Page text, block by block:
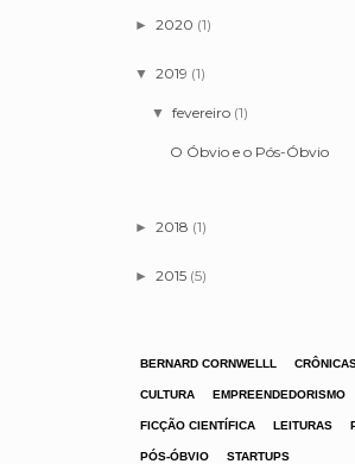
► 2020 (1)
▼ 2019 (1)
▼fevereiro (1)
O Óbvio e o Pós-Óbvio
► 2018 (1)
► 2015 (5)
BERNARD CORNWELLL
CULTURA EMPREENDEDORISMO
FICÇÃO CIENTÍFICA LEITURAS
PÓS-ÓBVIO STARTUPS